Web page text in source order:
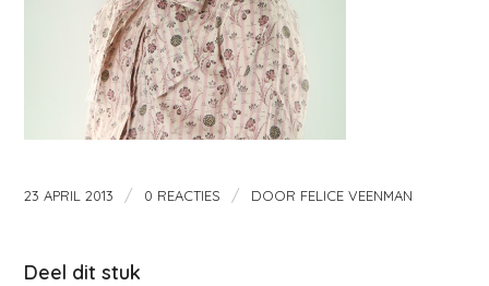
23 APRIL 2013 / 0 REACTIES / DOOR FELICE VEENMAN
Deel dit stuk